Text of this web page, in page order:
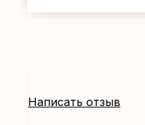
Написать отзыв